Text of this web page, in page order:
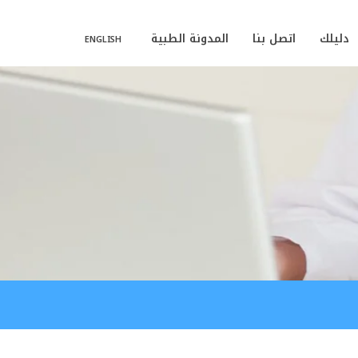
دليلك اتصل بنا المدونة الطبية ENGLISH